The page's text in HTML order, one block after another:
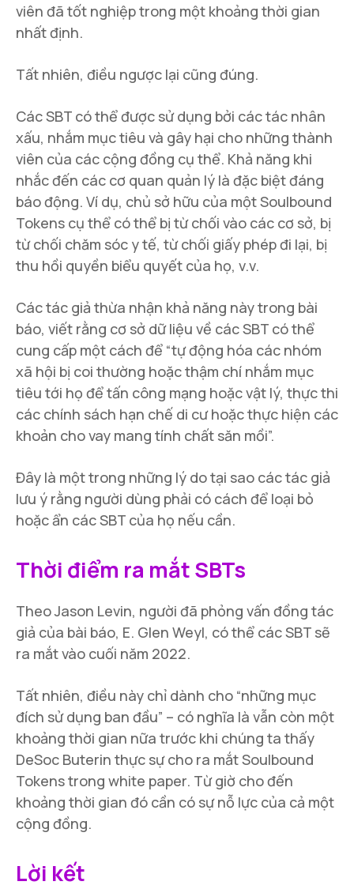
viên đã tốt nghiệp trong một khoảng thời gian
nhất định.
Tất nhiên, điều ngược lại cũng đúng.
Các SBT có thể được sử dụng bởi các tác nhân
xấu, nhắm mục tiêu và gây hại cho những thành
viên của các cộng đồng cụ thể. Khả năng khi
nhắc đến các cơ quan quản lý là đặc biệt đáng
báo động. Ví dụ, chủ sở hữu của một Soulbound
Tokens cụ thể có thể bị từ chối vào các cơ sở, bị
từ chối chăm sóc y tế, từ chối giấy phép đi lại, bị
thu hồi quyền biểu quyết của họ, v.v.
Các tác giả thừa nhận khả năng này trong bài
báo, viết rằng cơ sở dữ liệu về các SBT có thể
cung cấp một cách để “tự động hóa các nhóm
xã hội bị coi thường hoặc thậm chí nhắm mục
tiêu tới họ để tấn công mạng hoặc vật lý, thực thi
các chính sách hạn chế di cư hoặc thực hiện các
khoản cho vay mang tính chất săn mồi”.
Đây là một trong những lý do tại sao các tác giả
lưu ý rằng người dùng phải có cách để loại bỏ
hoặc ẩn các SBT của họ nếu cần.
Thời điểm ra mắt SBTs
Theo Jason Levin, người đã phỏng vấn đồng tác
giả của bài báo, E. Glen Weyl, có thể các SBT sẽ
ra mắt vào cuối năm 2022.
Tất nhiên, điều này chỉ dành cho “những mục
đích sử dụng ban đầu” – có nghĩa là vẫn còn một
khoảng thời gian nữa trước khi chúng ta thấy
DeSoc Buterin thực sự cho ra mắt Soulbound
Tokens trong white paper. Từ giờ cho đến
khoảng thời gian đó cần có sự nỗ lực của cả một
cộng đồng.
Lời kết